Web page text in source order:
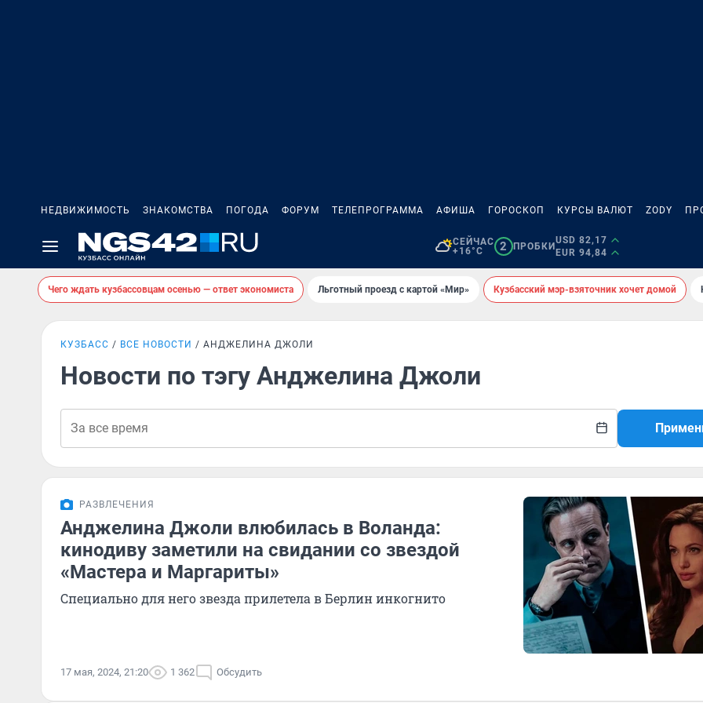
НЕДВИЖИМОСТЬ ЗНАКОМСТВА ПОГОДА ФОРУМ ТЕЛЕПРОГРАММА АФИША ГОРОСКОП КУРСЫ ВАЛЮТ ZODY
СЕЙЧАС
+16°C
2 ПРОБКИ
USD 82,17
EUR 94,84
Чего ждать кузбассовцам осенью — ответ экономиста Льготный проезд с картой «Мир» Кузбасский мэр-взяточник хочет домой
КУЗБАСС ВСЕ НОВОСТИ АНДЖЕЛИНА ДЖОЛИ
Новости по тэгу Анджелина Джоли
РАЗВЛЕЧЕНИЯ
Анджелина Джоли влюбилась в Воланда:
кинодиву заметили на свидании со звездой
«Мастера и Маргариты»
Специально для него звезда прилетела в Берлин инкогнито
17 мая, 2024, 21:20 1 362 Обсудить